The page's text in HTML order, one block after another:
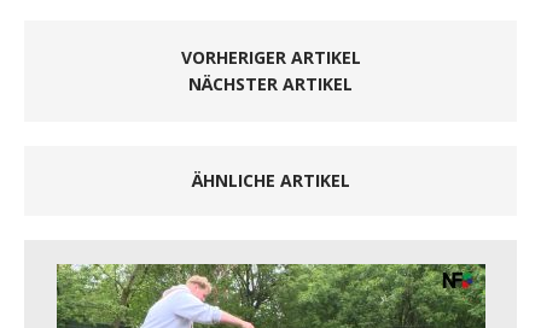
VORHERIGER ARTIKEL
NÄCHSTER ARTIKEL
ÄHNLICHE ARTIKEL